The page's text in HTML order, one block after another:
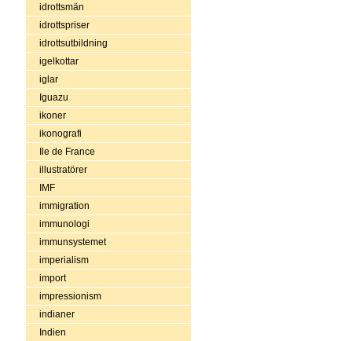
idrottsmän
idrottspriser
idrottsutbildning
igelkottar
iglar
Iguazu
ikoner
ikonografi
Ile de France
illustratörer
IMF
immigration
immunologi
immunsystemet
imperialism
import
impressionism
indianer
Indien